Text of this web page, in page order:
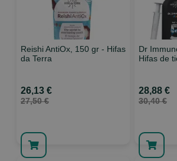
Reishi AntiOx, 150 gr - Hifas
da Terra
26,13 €
27,50 €
Dr
Hifas de
28,88 €
30,40 €